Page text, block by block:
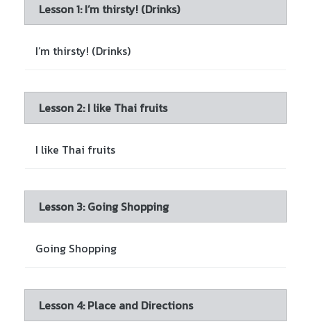
Lesson 1: I’m thirsty! (Drinks)
I’m thirsty! (Drinks)
Lesson 2: I like Thai fruits
I like Thai fruits
Lesson 3: Going Shopping
Going Shopping
Lesson 4: Place and Directions